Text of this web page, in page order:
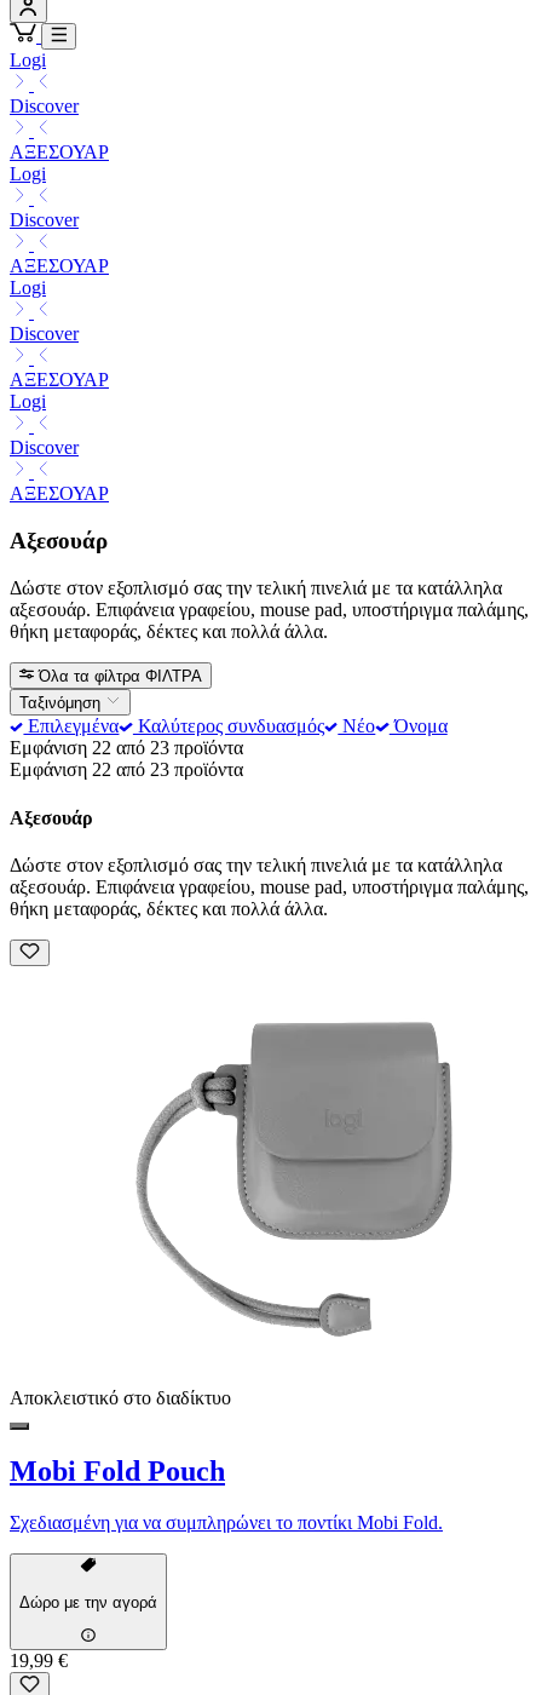
Logi
Discover
ΑΞΕΣΟΥΑΡ
Logi
Discover
ΑΞΕΣΟΥΑΡ
Logi
Discover
ΑΞΕΣΟΥΑΡ
Logi
Discover
ΑΞΕΣΟΥΑΡ
Αξεσουάρ
Δώστε στον εξοπλισμό σας την τελική πινελιά με τα κατάλληλα
αξεσουάρ. Επιφάνεια γραφείου, mouse pad, υποστήριγμα παλάμης,
θήκη μεταφοράς, δέκτες και πολλά άλλα.
Όλα τα φίλτρα ΦΙΛΤΡΑ
Ταξινόμηση
Επιλεγμένα Καλύτερος συνδυασμός Νέο
Όνομα
Εμφάνιση 22 από 23 προϊόντα
Εμφάνιση 22 από 23 προϊόντα
Αξεσουάρ
Δώστε στον εξοπλισμό σας την τελική πινελιά με τα κατάλληλα
αξεσουάρ. Επιφάνεια γραφείου, mouse pad, υποστήριγμα παλάμης,
θήκη μεταφοράς, δέκτες και πολλά άλλα.
Αποκλειστικό στο διαδίκτυο
Mobi Fold Pouch
Σχεδιασμένη για να συμπληρώνει το ποντίκι Mobi Fold.
Δώρο με την αγορά
19,99 €